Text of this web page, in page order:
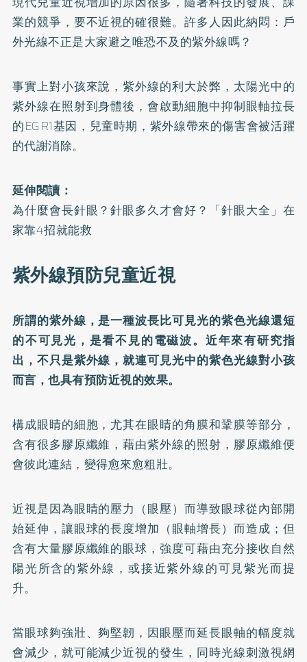
業的競爭，要不近視的確很難。許多人因此納悶：戶
外光線不正是大家避之唯恐不及的紫外線嗎？
事實上對小孩來說，紫外線的利大於弊，太陽光中的
紫外線在照射到身體後，會啟動細胞中抑制眼軸拉長
的EGR1基因，兒童時期，紫外線帶來的傷害會被活躍
的代謝消除。
延伸閱讀：
為什麼會長針眼？針眼多久才會好？「針眼大全」在
家靠4招就能救
紫外線預防兒童近視
所謂的紫外線，是一種波長比可見光的紫色光線還短
的不可見光，是看不見的電磁波。近年來有研究指
出，不只是紫外線，就連可見光中的紫色光線對小孩
而言，也具有預防近視的效果。
構成眼睛的細胞，尤其在眼睛的角膜和鞏膜等部分，
含有很多膠原纖維，藉由紫外線的照射，膠原纖維便
會彼此連結，變得愈來愈粗壯。
近視是因為眼睛的壓力（眼壓）而導致眼球從內部開
始延伸，讓眼球的長度增加（眼軸增長）而造成；但
含有大量膠原纖維的眼球，強度可藉由充分接收自然
陽光所含的紫外線，或接近紫外線的可見紫光而提
升。
當眼球夠強壯、夠堅韌，因眼壓而延長眼軸的幅度就
會減少，就可能減少近視的發生，同時光線刺激視網